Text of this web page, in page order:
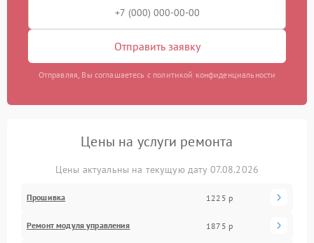
Отправить заявку
Отправляя, Вы соглашаетесь с политикой конфиденциальности
Цены на услуги ремонта
Цены актуальны на текущую дату 07.08.2026
Прошивка 1225 р
Ремонт модуля управления 1875 р